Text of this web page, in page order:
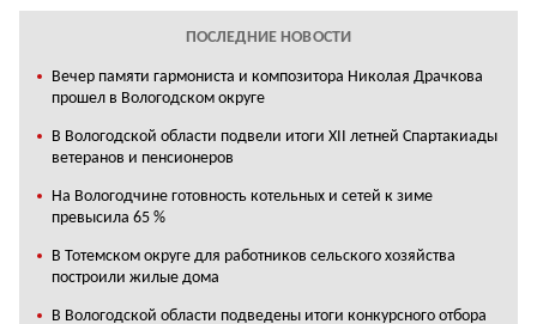
ПОСЛЕДНИЕ НОВОСТИ
Вечер памяти гармониста и композитора Николая Драчкова
прошел в Вологодском округе
В Вологодской области подвели итоги XII летней Спартакиады
ветеранов и пенсионеров
На Вологодчине готовность котельных и сетей к зиме
превысила 65 %
В Тотемском округе для работников сельского хозяйства
построили жилые дома
В Вологодской области подведены итоги конкурсного отбора